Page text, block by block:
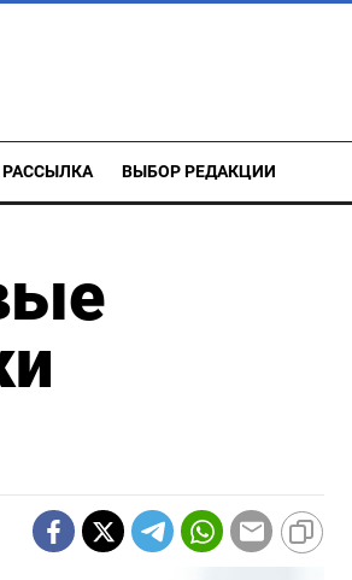
РАССЫЛКА ВЫБОР РЕДАКЦИИ